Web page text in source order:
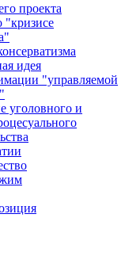
проекта
"кризисе
идея
"управляемой
уголовного и